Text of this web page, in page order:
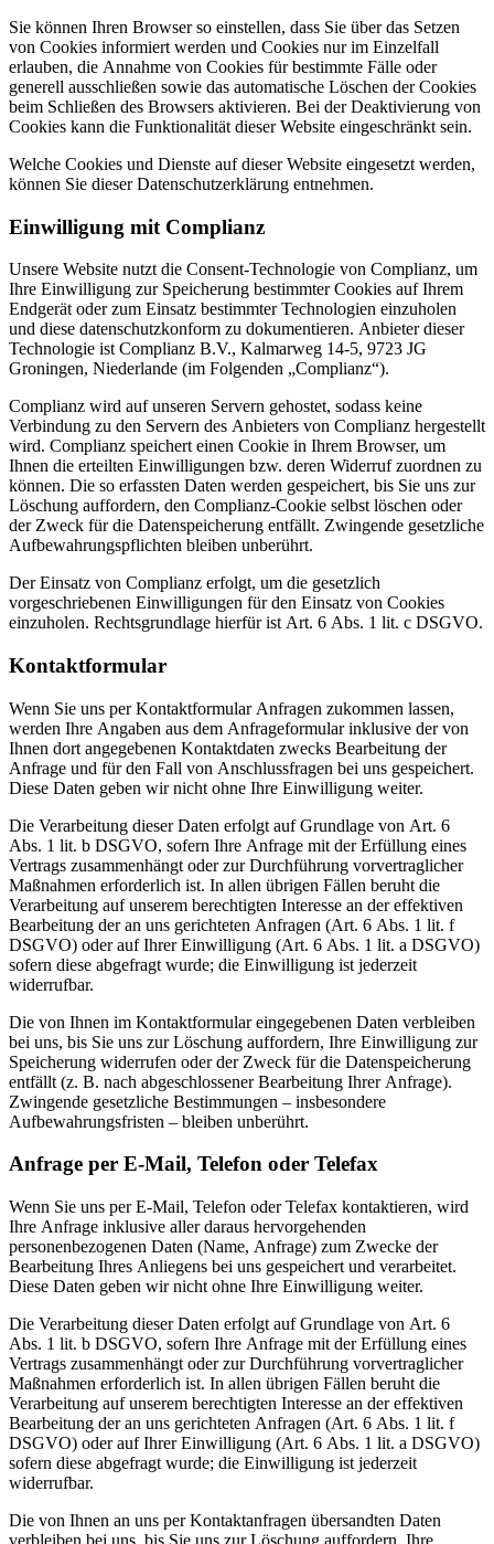
Sie können Ihren Browser so einstellen, dass Sie über das Setzen
von Cookies informiert werden und Cookies nur im Einzelfall
erlauben, die Annahme von Cookies für bestimmte Fälle oder
generell ausschließen sowie das automatische Löschen der Cookies
beim Schließen des Browsers aktivieren. Bei der Deaktivierung von
Cookies kann die Funktionalität dieser Website eingeschränkt sein.
Welche Cookies und Dienste auf dieser Website eingesetzt werden,
können Sie dieser Datenschutzerklärung entnehmen.
Einwilligung mit Complianz
Unsere Website nutzt die Consent-Technologie von Complianz, um
Ihre Einwilligung zur Speicherung bestimmter Cookies auf Ihrem
Endgerät oder zum Einsatz bestimmter Technologien einzuholen
und diese datenschutzkonform zu dokumentieren. Anbieter dieser
Technologie ist Complianz B.V., Kalmarweg 14-5, 9723 JG
Groningen, Niederlande (im Folgenden „Complianz“).
Complianz wird auf unseren Servern gehostet, sodass keine
Verbindung zu den Servern des Anbieters von Complianz hergestellt
wird. Complianz speichert einen Cookie in Ihrem Browser, um
Ihnen die erteilten Einwilligungen bzw. deren Widerruf zuordnen zu
können. Die so erfassten Daten werden gespeichert, bis Sie uns zur
Löschung auffordern, den Complianz-Cookie selbst löschen oder
der Zweck für die Datenspeicherung entfällt. Zwingende gesetzliche
Aufbewahrungspflichten bleiben unberührt.
Der Einsatz von Complianz erfolgt, um die gesetzlich
vorgeschriebenen Einwilligungen für den Einsatz von Cookies
einzuholen. Rechtsgrundlage hierfür ist Art. 6 Abs. 1 lit. c DSGVO.
Kontaktformular
Wenn Sie uns per Kontaktformular Anfragen zukommen lassen,
werden Ihre Angaben aus dem Anfrageformular inklusive der von
Ihnen dort angegebenen Kontaktdaten zwecks Bearbeitung der
Anfrage und für den Fall von Anschlussfragen bei uns gespeichert.
Diese Daten geben wir nicht ohne Ihre Einwilligung weiter.
Die Verarbeitung dieser Daten erfolgt auf Grundlage von Art. 6
Abs. 1 lit. b DSGVO, sofern Ihre Anfrage mit der Erfüllung eines
Vertrags zusammenhängt oder zur Durchführung vorvertraglicher
Maßnahmen erforderlich ist. In allen übrigen Fällen beruht die
Verarbeitung auf unserem berechtigten Interesse an der effektiven
Bearbeitung der an uns gerichteten Anfragen (Art. 6 Abs. 1 lit. f
DSGVO) oder auf Ihrer Einwilligung (Art. 6 Abs. 1 lit. a DSGVO)
sofern diese abgefragt wurde; die Einwilligung ist jederzeit
widerrufbar.
Die von Ihnen im Kontaktformular eingegebenen Daten verbleiben
bei uns, bis Sie uns zur Löschung auffordern, Ihre Einwilligung zur
Speicherung widerrufen oder der Zweck für die Datenspeicherung
entfällt (z. B. nach abgeschlossener Bearbeitung Ihrer Anfrage).
Zwingende gesetzliche Bestimmungen – insbesondere
Aufbewahrungsfristen – bleiben unberührt.
Anfrage per E-Mail, Telefon oder Telefax
Wenn Sie uns per E-Mail, Telefon oder Telefax kontaktieren, wird
Ihre Anfrage inklusive aller daraus hervorgehenden
personenbezogenen Daten (Name, Anfrage) zum Zwecke der
Bearbeitung Ihres Anliegens bei uns gespeichert und verarbeitet.
Diese Daten geben wir nicht ohne Ihre Einwilligung weiter.
Die Verarbeitung dieser Daten erfolgt auf Grundlage von Art. 6
Abs. 1 lit. b DSGVO, sofern Ihre Anfrage mit der Erfüllung eines
Vertrags zusammenhängt oder zur Durchführung vorvertraglicher
Maßnahmen erforderlich ist. In allen übrigen Fällen beruht die
Verarbeitung auf unserem berechtigten Interesse an der effektiven
Bearbeitung der an uns gerichteten Anfragen (Art. 6 Abs. 1 lit. f
DSGVO) oder auf Ihrer Einwilligung (Art. 6 Abs. 1 lit. a DSGVO)
sofern diese abgefragt wurde; die Einwilligung ist jederzeit
widerrufbar.
Die von Ihnen an uns per Kontaktanfragen übersandten Daten